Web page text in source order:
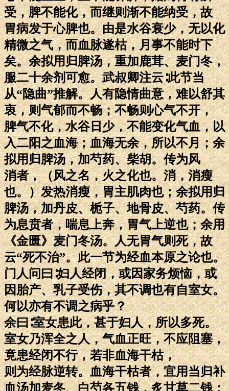
受，脾不能化，而继则渐不能纳受，故
胃病发于心脾也。由是水谷衰少，无以化
精微之气，而血脉遂枯，月事不能时下
矣。余拟用归脾汤，重加鹿茸、麦门冬，
服二十余剂可愈。武叔卿注云∶此节当
从“隐曲”推解。人有隐情曲意，难以舒其
衷，则气郁而不畅；不畅则心气不开，
脾气不化，水谷日少，不能变化气血，以
入二阳之血海；血海无余，所以不月；余
拟用归脾汤，加芍药、柴胡。传为风
消者，（风之名，火之化也。消，消瘦
也。）发热消瘦，胃主肌肉也；余拟用归
脾汤，加丹皮、栀子、地骨皮、芍药。传
为息贲者，喘息上奔，胃气上逆也；余用
《金匮》麦门冬汤。人无胃气则死，故
云“死不治”。此一节为经血本原之论也。
门人问曰∶妇人经闭，或因家务烦恼，或
因胎产、乳子受伤，其不调也有自室女。
何以亦有不调之病乎？
余曰∶室女患此，甚于妇人，所以多死。
室女乃浑全之人，气血正旺，不应阻塞，
竟患经闭不行，若非血海干枯，
则为经脉逆转。血海干枯者，宜用当归补
血汤加麦冬、白芍各五钱，炙甘草二钱；